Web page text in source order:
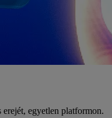
egyetlen platformon.